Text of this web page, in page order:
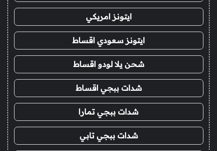
ايتونز امريكي
ايتونز سعودي اقساط
شحن يلا لودو اقساط
شدات ببجي اقساط
شدات ببجي تمارا
شدات ببجي تابي